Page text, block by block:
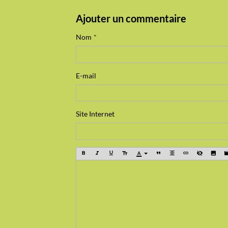
Ajouter un commentaire
Nom
E-mail
Site Internet